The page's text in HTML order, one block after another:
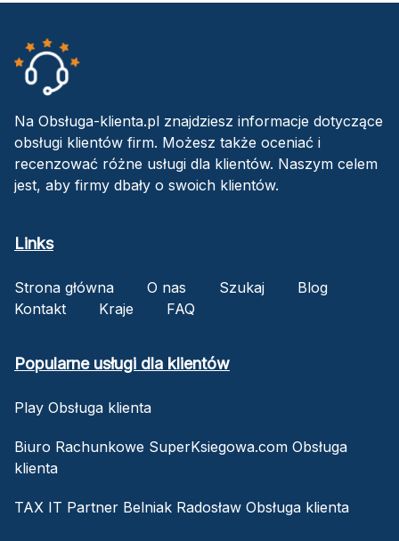
Na Obsługa-klienta.pl znajdziesz informacje dotyczące
obsługi klientów firm. Możesz także oceniać i
recenzować różne usługi dla klientów. Naszym celem
jest, aby firmy dbały o swoich klientów.
Links
Strona główna O nas Szukaj
Blog
Kontakt
Kraje FAQ
Popularne usługi dla klientów
Play Obsługa klienta
Biuro Rachunkowe SuperKsiegowa.com Obsługa
klienta
TAX IT Partner Belniak Radosław Obsługa klienta